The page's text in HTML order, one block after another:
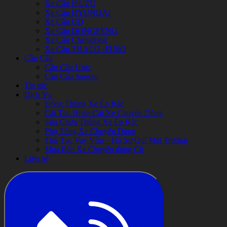
Xe Cẩu ISUZU
Xe Cẩu HYUNDAI
Xe Cẩu UD
Xe Cẩu DONGFENG
Xe Cẩu Chenglong
Xe Cẩu THACO -FUSO
Cần Cẩu
Cần Cẩu Unic
Cần Cẩu Soosan
Tin tức
Dịch Vụ
Đóng Thùng Xe Ép Rác
Cải Tạo Hoán Cải Xe Chuyên Dùng
Sửa Chữa Thùng Xe Ép Rác
Phụ Tùng Xe Chuyên Dùng
Thủ Tục Vay Vốn – Hồ Sơ Quĩ Môi Trường
Mua Bán Xe Chuyên dùng Cũ
Liên hệ